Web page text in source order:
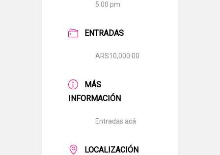
5:00 pm
ENTRADAS
ARS10,000.00
MÁS
INFORMACIÓN
Entradas acá
LOCALIZACIÓN